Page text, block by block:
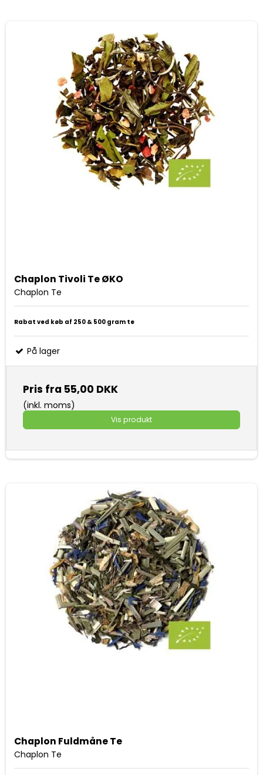
Chaplon Tivoli Te ØKO
Chaplon Te
Rabat ved køb af 250 & 500 gram te
På lager
Pris fra 55,00 DKK
(inkl. moms)
Vis produkt
Chaplon Fuldmåne Te
Chaplon Te